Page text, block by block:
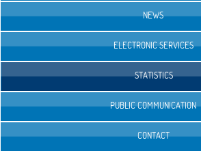
NEWS
ELECTRONIC SERVICES
STATISTICS
PUBLIC COMMUNICATION
CONTACT